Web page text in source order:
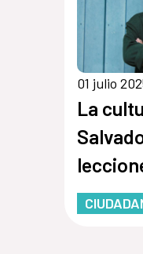
01 julio
La
para